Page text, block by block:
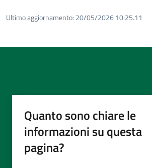
Ultimo aggiornamento: 20/05/2026 10:25.11
Quanto sono chiare le
informazioni su questa
pagina?